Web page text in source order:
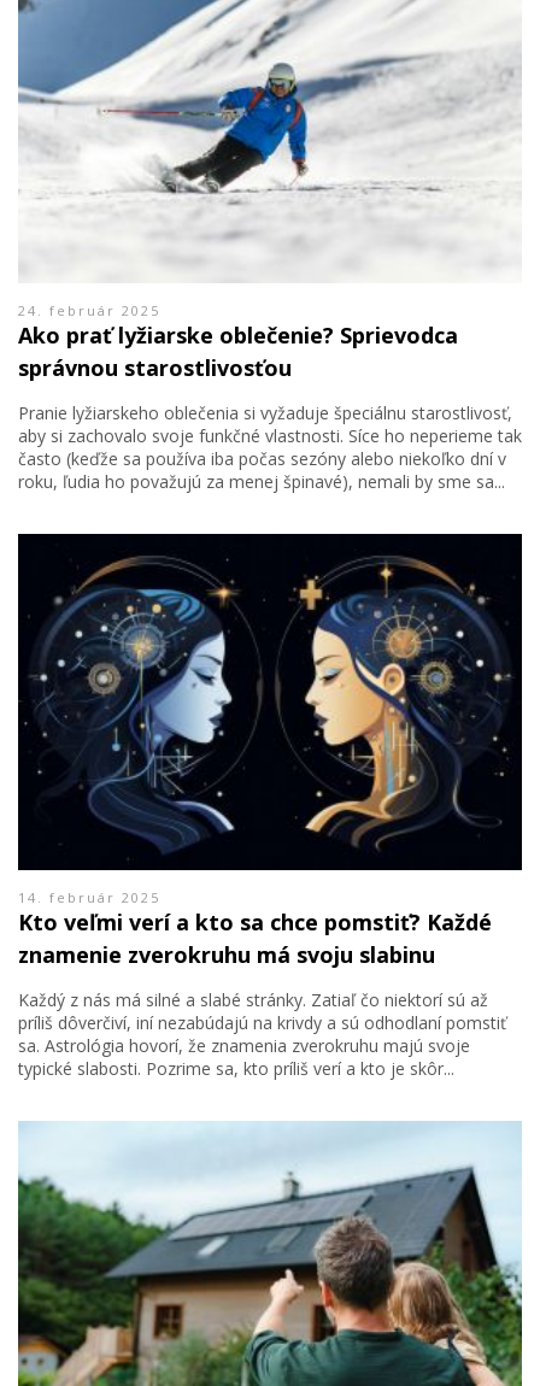
24. február 2025
Ako prať lyžiarske oblečenie? Sprievodca
správnou starostlivosťou
Pranie lyžiarskeho oblečenia si vyžaduje špeciálnu starostlivosť,
aby si zachovalo svoje funkčné vlastnosti. Síce ho neperieme tak
často (keďže sa používa iba počas sezóny alebo niekoľko dní v
roku, ľudia ho považujú za menej špinavé), nemali by sme sa...
14. február 2025
Kto veľmi verí a kto sa chce pomstiť? Každé
znamenie zverokruhu má svoju slabinu
Každý z nás má silné a slabé stránky. Zatiaľ čo niektorí sú až
príliš dôverčiví, iní nezabúdajú na krivdy a sú odhodlaní pomstiť
sa. Astrológia hovorí, že znamenia zverokruhu majú svoje
typické slabosti. Pozrime sa, kto príliš verí a kto je skôr...